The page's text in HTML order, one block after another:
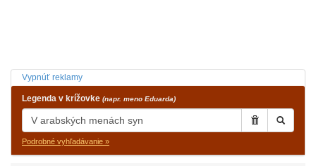
Vypnúť reklamy
Legenda v krížovke (napr. meno Eduarda)
Podrobné vyhľadávanie »